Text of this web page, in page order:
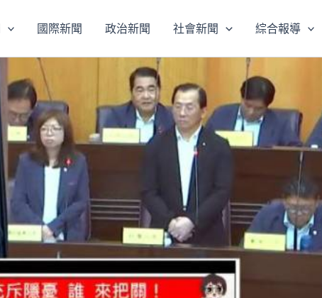
國際新聞 政治新聞 社會新聞 綜合報導